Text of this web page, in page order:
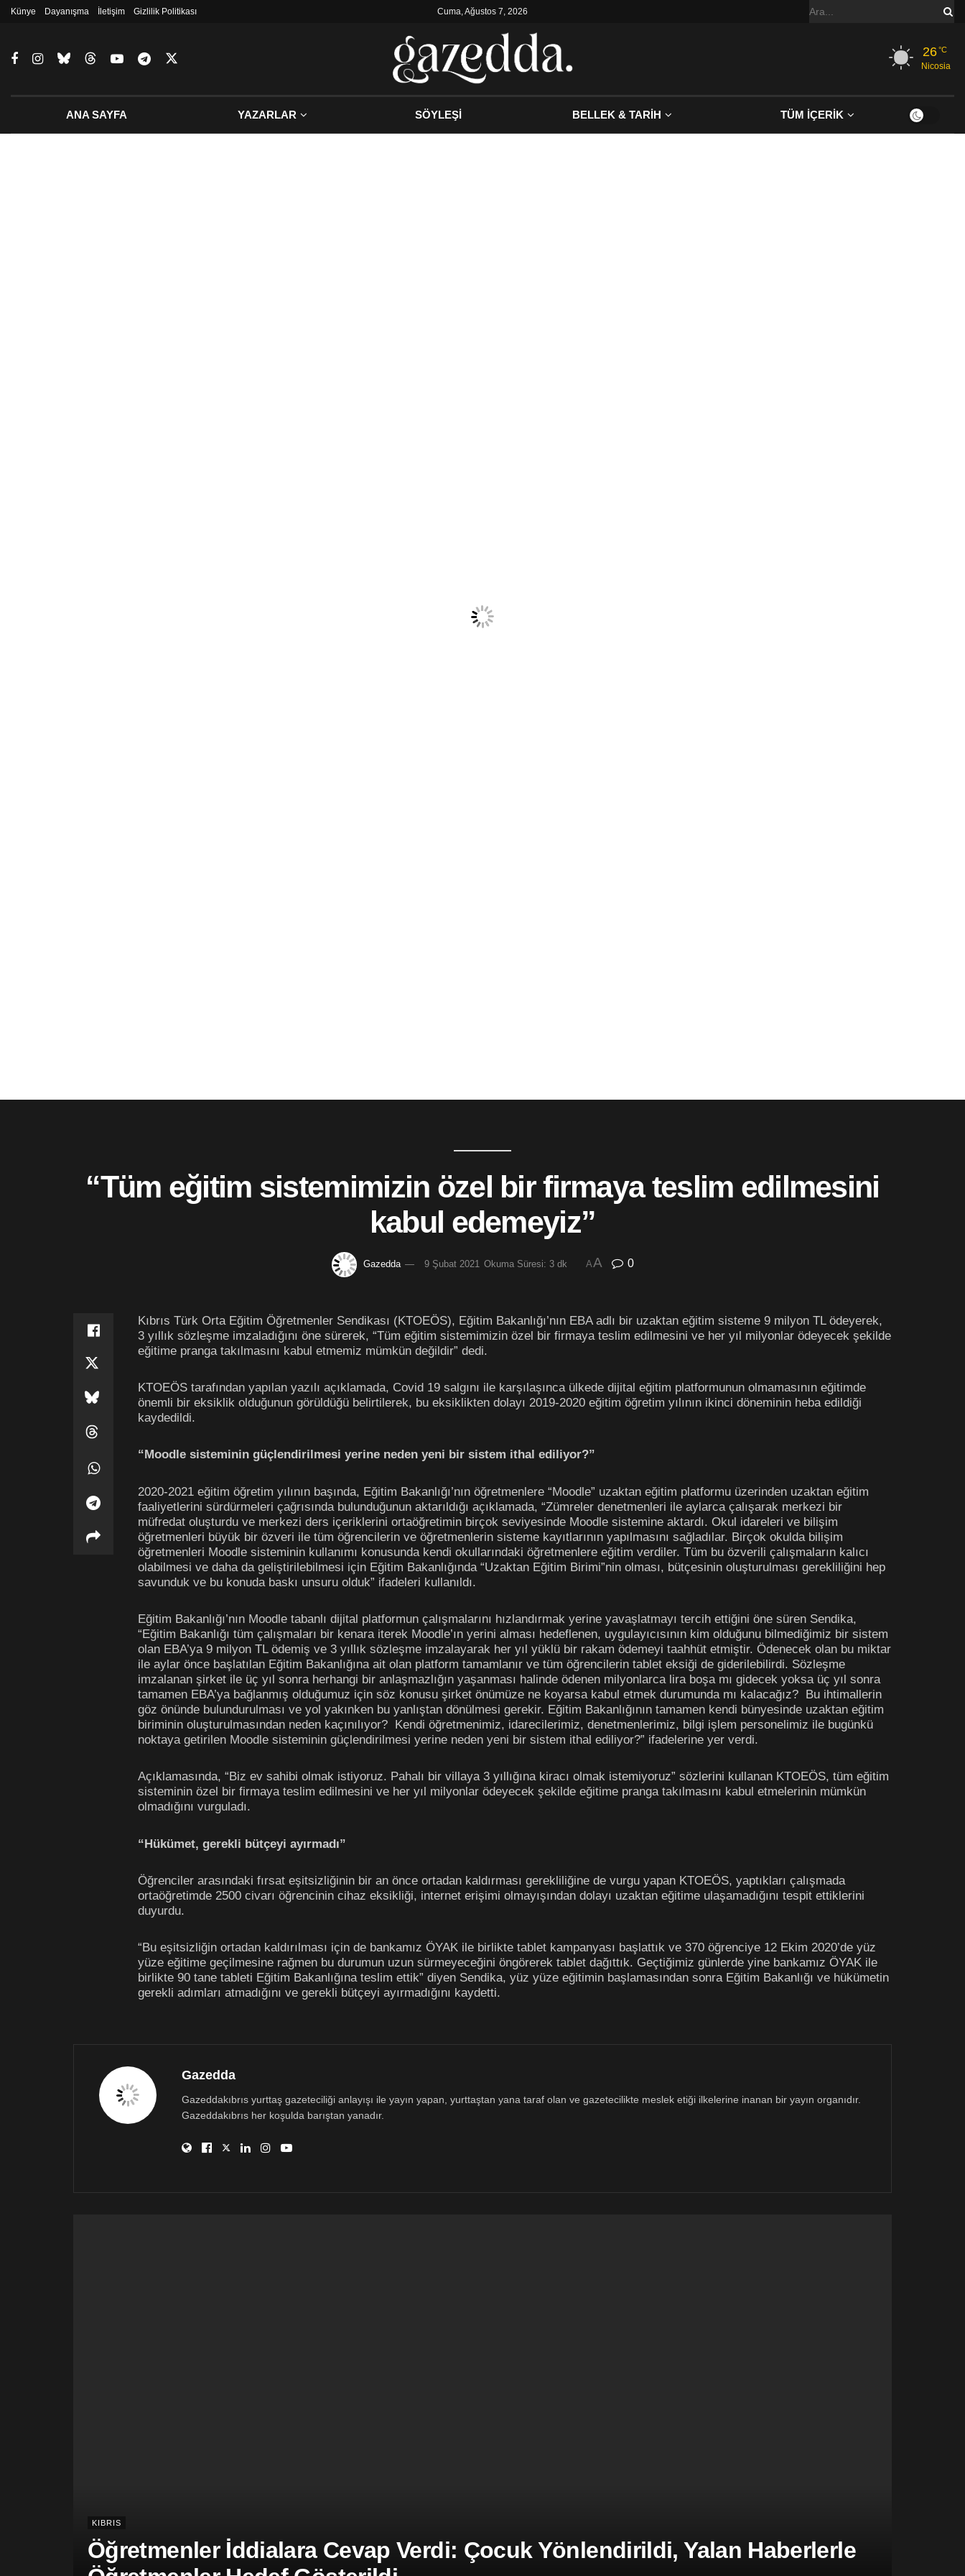
Künye Dayanışma İletişim Gizlilik Politikası Cuma, Ağustos 7, 2026
26°C
Nicosia
ANA SAYFA YAZARLAR SÖYLEŞİ BELLEK & TARİH TÜM İÇERİK
“Tüm eğitim sistemimizin özel bir firmaya teslim edilmesini
kabul edemeyiz”
Gazedda 9 Şubat 2021 Okuma Süresi: 3 dk AA 0
Kıbrıs Türk Orta Eğitim Öğretmenler Sendikası (KTOEÖS), Eğitim Bakanlığı’nın EBA adlı bir uzaktan eğitim sisteme 9 milyon TL ödeyerek,
3 yıllık sözleşme imzaladığını öne sürerek, “Tüm eğitim sistemimizin özel bir firmaya teslim edilmesini ve her yıl milyonlar ödeyecek şekilde
eğitime pranga takılmasını kabul etmemiz mümkün değildir” dedi.
KTOEÖS tarafından yapılan yazılı açıklamada, Covid 19 salgını ile karşılaşınca ülkede dijital eğitim platformunun olmamasının eğitimde
önemli bir eksiklik olduğunun görüldüğü belirtilerek, bu eksiklikten dolayı 2019-2020 eğitim öğretim yılının ikinci döneminin heba edildiği
kaydedildi.
“Moodle sisteminin güçlendirilmesi yerine neden yeni bir sistem ithal ediliyor?”
2020-2021 eğitim öğretim yılının başında, Eğitim Bakanlığı’nın öğretmenlere “Moodle” uzaktan eğitim platformu üzerinden uzaktan eğitim
faaliyetlerini sürdürmeleri çağrısında bulunduğunun aktarıldığı açıklamada, “Zümreler denetmenleri ile aylarca çalışarak merkezi bir
müfredat oluşturdu ve merkezi ders içeriklerini ortaöğretimin birçok seviyesinde Moodle sistemine aktardı. Okul idareleri ve bilişim
öğretmenleri büyük bir özveri ile tüm öğrencilerin ve öğretmenlerin sisteme kayıtlarının yapılmasını sağladılar. Birçok okulda bilişim
öğretmenleri Moodle sisteminin kullanımı konusunda kendi okullarındaki öğretmenlere eğitim verdiler. Tüm bu özverili çalışmaların kalıcı
olabilmesi ve daha da geliştirilebilmesi için Eğitim Bakanlığında “Uzaktan Eğitim Birimi”nin olması, bütçesinin oluşturulması gerekliliğini hep
savunduk ve bu konuda baskı unsuru olduk” ifadeleri kullanıldı.
Eğitim Bakanlığı’nın Moodle tabanlı dijital platformun çalışmalarını hızlandırmak yerine yavaşlatmayı tercih ettiğini öne süren Sendika,
“Eğitim Bakanlığı tüm çalışmaları bir kenara iterek Moodle’ın yerini alması hedeflenen, uygulayıcısının kim olduğunu bilmediğimiz bir sistem
olan EBA’ya 9 milyon TL ödemiş ve 3 yıllık sözleşme imzalayarak her yıl yüklü bir rakam ödemeyi taahhüt etmiştir. Ödenecek olan bu miktar
ile aylar önce başlatılan Eğitim Bakanlığına ait olan platform tamamlanır ve tüm öğrencilerin tablet eksiği de giderilebilirdi. Sözleşme
imzalanan şirket ile üç yıl sonra herhangi bir anlaşmazlığın yaşanması halinde ödenen milyonlarca lira boşa mı gidecek yoksa üç yıl sonra
tamamen EBA’ya bağlanmış olduğumuz için söz konusu şirket önümüze ne koyarsa kabul etmek durumunda mı kalacağız? Bu ihtimallerin
göz önünde bulundurulması ve yol yakınken bu yanlıştan dönülmesi gerekir. Eğitim Bakanlığının tamamen kendi bünyesinde uzaktan eğitim
biriminin oluşturulmasından neden kaçınılıyor? Kendi öğretmenimiz, idarecilerimiz, denetmenlerimiz, bilgi işlem personelimiz ile bugünkü
noktaya getirilen Moodle sisteminin güçlendirilmesi yerine neden yeni bir sistem ithal ediliyor?” ifadelerine yer verdi.
Açıklamasında, “Biz ev sahibi olmak istiyoruz. Pahalı bir villaya 3 yıllığına kiracı olmak istemiyoruz” sözlerini kullanan KTOEÖS, tüm eğitim
sisteminin özel bir firmaya teslim edilmesini ve her yıl milyonlar ödeyecek şekilde eğitime pranga takılmasını kabul etmelerinin mümkün
olmadığını vurguladı.
“Hükümet, gerekli bütçeyi ayırmadı”
Öğrenciler arasındaki fırsat eşitsizliğinin bir an önce ortadan kaldırması gerekliliğine de vurgu yapan KTOEÖS, yaptıkları çalışmada
ortaöğretimde 2500 civarı öğrencinin cihaz eksikliği, internet erişimi olmayışından dolayı uzaktan eğitime ulaşamadığını tespit ettiklerini
duyurdu.
“Bu eşitsizliğin ortadan kaldırılması için de bankamız ÖYAK ile birlikte tablet kampanyası başlattık ve 370 öğrenciye 12 Ekim 2020’de yüz
yüze eğitime geçilmesine rağmen bu durumun uzun sürmeyeceğini öngörerek tablet dağıttık. Geçtiğimiz günlerde yine bankamız ÖYAK ile
birlikte 90 tane tableti Eğitim Bakanlığına teslim ettik” diyen Sendika, yüz yüze eğitimin başlamasından sonra Eğitim Bakanlığı ve hükümetin
gerekli adımları atmadığını ve gerekli bütçeyi ayırmadığını kaydetti.
Gazedda
Gazeddakıbrıs yurttaş gazeteciliği anlayışı ile yayın yapan, yurttaştan yana taraf olan ve gazetecilikte meslek etiği ilkelerine inanan bir yayın organıdır.
Gazeddakıbrıs her koşulda barıştan yanadır.
KIBRIS
Öğretmenler İddialara Cevap Verdi: Çocuk Yönlendirildi, Yalan Haberlerle